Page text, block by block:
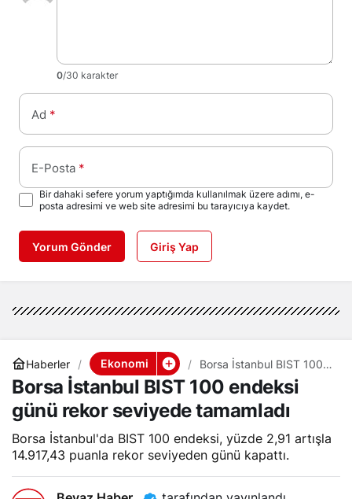
0/30 karakter
Ad *
E-Posta *
Bir dahaki sefere yorum yaptığımda kullanılmak üzere adımı, e-
posta adresimi ve web site adresimi bu tarayıcıya kaydet.
Yorum Gönder Giriş Yap
Haberler Ekonomi
Borsa İstanbul BIST 100
endeksi günü rekor
seviyede tamamladı
Borsa İstanbul BIST 100 endeksi
günü rekor seviyede tamamladı
Borsa İstanbul'da BIST 100 endeksi, yüzde 2,91 artışla
14.917,43 puanla rekor seviyeden günü kapattı.